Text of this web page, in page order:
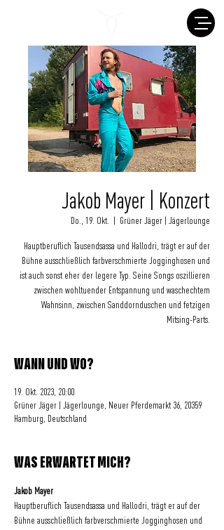
Jakob Mayer | Konzert
Do., 19. Okt. Grüner Jäger | Jägerlounge
Hauptberuflich Tausendsassa und Hallodri, trägt er auf der
Bühne ausschließlich farbverschmierte Jogginghosen und
ist auch sonst eher der legere Typ. Seine Songs oszillieren
zwischen wohltuender Entspannung und waschechtem
Wahnsinn, zwischen Sanddornduschen und fetzigen
Mitsing-Parts.
WANN UND WO?
19. Okt. 2023, 20:00
Grüner Jäger | Jägerlounge, Neuer Pferdemarkt 36, 20359
Hamburg, Deutschland
WAS ERWARTET MICH?
Jakob Mayer
Hauptberuflich Tausendsassa und Hallodri, trägt er auf der
Bühne ausschließlich farbverschmierte Jogginghosen und